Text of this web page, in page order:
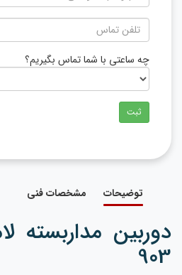
چه ساعتی با شما تماس بگیریم؟
ثبت
توضیحات مشخصات فنی
903